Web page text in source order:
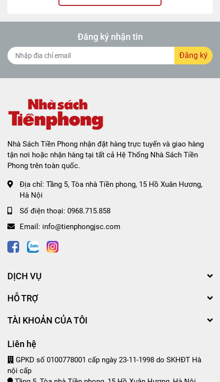
Đăng ký nhận tin
Đăng ký
Nhà Sách Tiền Phong nhận đặt hàng trực tuyến và giao hàng
tận nơi hoặc nhận hàng tại tất cả Hệ Thống Nhà Sách Tiền
Phong trên toàn quốc.
Địa chỉ: Tầng 5, Tòa nhà Tiền phong, 15 Hồ Xuân Hương,
Hà Nội
Số điện thoại: 0968.715.858
Email: info@tienphongjsc.com
DỊCH VỤ
HỖ TRỢ
TÀI KHOẢN CỦA TÔI
Liên hệ
GPKD số 0100778001 cấp ngày 23-11-1998 do SKHĐT Hà
nội cấp